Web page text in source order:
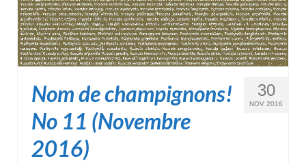
30
NOV 2016
Nom de champignons!
No 11 (Novembre
2016)